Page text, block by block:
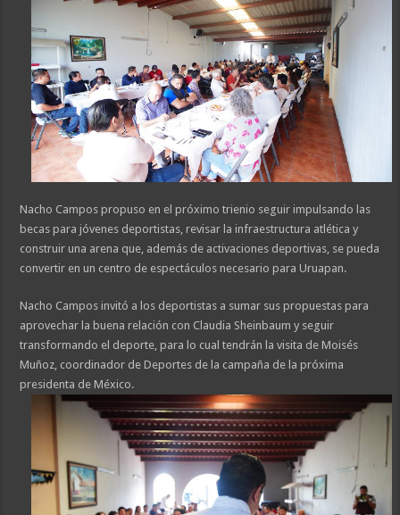
Nacho Campos propuso en el próximo trienio seguir impulsando las
becas para jóvenes deportistas, revisar la infraestructura atlética y
construir una arena que, además de activaciones deportivas, se pueda
convertir en un centro de espectáculos necesario para Uruapan.
Nacho Campos invitó a los deportistas a sumar sus propuestas para
aprovechar la buena relación con Claudia Sheinbaum y seguir
transformando el deporte, para lo cual tendrán la visita de Moisés
Muñoz, coordinador de Deportes de la campaña de la próxima
presidenta de México.